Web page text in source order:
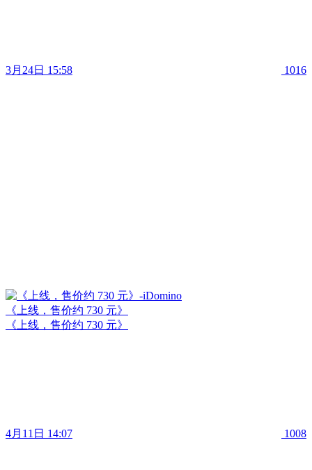
3月24日 15:58 1016
《上线，售价约 730 元》
《上线，售价约 730 元》
4月11日 14:07 1008